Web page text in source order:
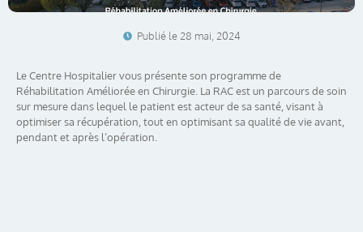
Publié le 28 mai, 2024
Le Centre Hospitalier vous présente son programme de
Réhabilitation Améliorée en Chirurgie. La RAC est un parcours de soin
sur mesure dans lequel le patient est acteur de sa santé, visant à
optimiser sa récupération, tout en optimisant sa qualité de vie avant,
pendant et après l’opération.